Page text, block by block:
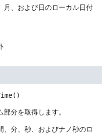
月、および日のローカル日付
()
分を取得します。
、分、秒、およびナノ秒のロ